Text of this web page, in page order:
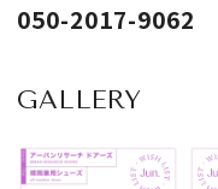
050-2017-9062
GALLERY